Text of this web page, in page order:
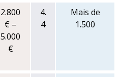
2.800
€ –
5.000
€
4.
4
Mais de
1.500